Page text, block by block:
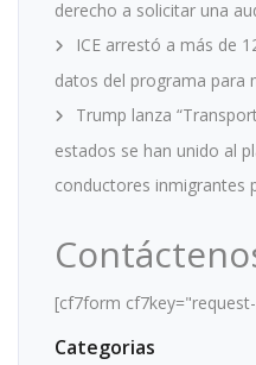
derecho a solicitar una
ICE arrestó a más de
datos del programa para
Trump lanza
estados se han unido al
conductores inmigrantes
[cf7form
Categorias